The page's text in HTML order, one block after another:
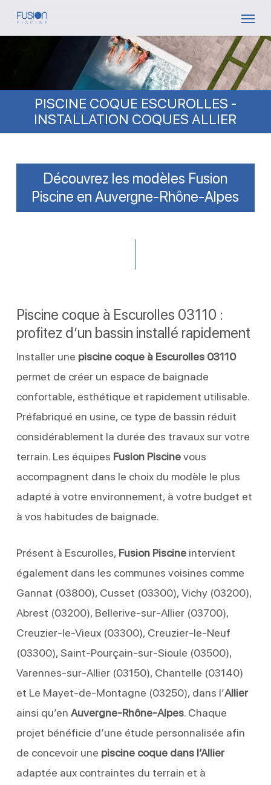
Skip
PISCINE COQUE ESCUROLLES -
INSTALLATION COQUES ALLIER
Découvrez les modèles Fusion
Piscine en Auvergne-Rhône-Alpes
Piscine coque à Escurolles 03110 :
profitez d’un bassin installé rapidement
Installer une piscine coque à Escurolles 03110
permet de créer un espace de baignade
confortable, esthétique et rapidement utilisable.
Préfabriqué en usine, ce type de bassin réduit
considérablement la durée des travaux sur votre
terrain. Les équipes Fusion Piscinevous
accompagnent dans le choix du modèle le plus
adapté à votre environnement, à votre budget et
à vos habitudes de baignade.
Présent à Escurolles, Fusion Piscineintervient
également dans les communes voisines comme
Gannat (03800), Cusset (03300), Vichy (03200),
Abrest (03200), Bellerive-sur-Allier (03700),
Creuzier-le-Vieux (03300), Creuzier-le-Neuf
(03300), Saint-Pourçain-sur-Sioule (03500),
Varennes-sur-Allier (03150), Chantelle (03140)
et Le Mayet-de-Montagne (03250), dans l’Allier
ainsi qu’en Auvergne-Rhône-Alpes. Chaque
projet bénéficie d’une étude personnalisée afin
de concevoir une piscine coque dans l’Allier
adaptée aux contraintes du terrain et à